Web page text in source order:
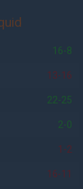
16-8
13-16
22-25
2-0
1-2
16-11